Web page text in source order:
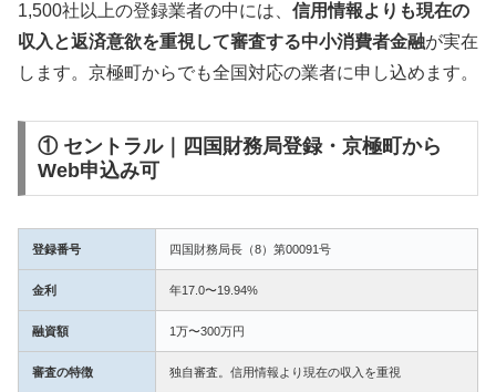
1,500社以上の登録業者の中には、 信用情報よりも現在の
収入と返済意欲を重視して審査する中小消費者金融が実在
します。京極町からでも全国対応の業者に申し込めます。
① セントラル｜四国財務局登録・京極町から
Web申込み可
登録番号 四国財務局長（8）第00091号
金利 年17.0〜19.94%
融資額 1万〜300万円
審査の特徴 独自審査。信用情報より現在の収入を重視